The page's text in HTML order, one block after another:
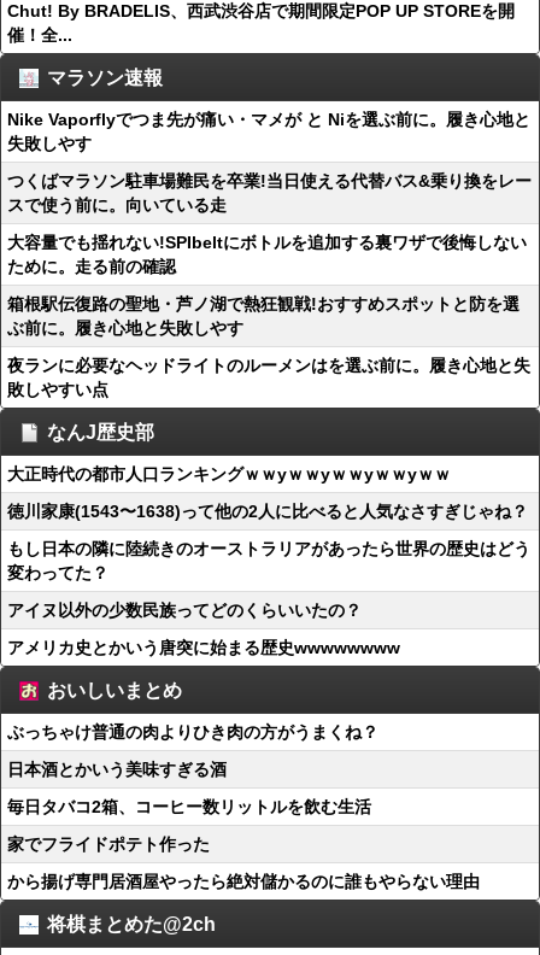
Chut! By BRADELIS、西武渋谷店で期間限定POP UP STOREを開
催！全...
マラソン速報
Nike Vaporflyでつま先が痛い・マメが と Niを選ぶ前に。履き心地と
失敗しやす
つくばマラソン駐車場難民を卒業!当日使える代替バス&乗り換をレー
スで使う前に。向いている走
大容量でも揺れない!SPIbeltにボトルを追加する裏ワザで後悔しない
ために。走る前の確認
箱根駅伝復路の聖地・芦ノ湖で熱狂観戦!おすすめスポットと防を選
ぶ前に。履き心地と失敗しやす
夜ランに必要なヘッドライトのルーメンはを選ぶ前に。履き心地と失
敗しやすい点
なんJ歴史部
大正時代の都市人口ランキングｗｗyｗｗyｗｗyｗｗyｗｗ
徳川家康(1543〜1638)って他の2人に比べると人気なさすぎじゃね？
もし日本の隣に陸続きのオーストラリアがあったら世界の歴史はどう
変わってた？
アイヌ以外の少数民族ってどのくらいいたの？
アメリカ史とかいう唐突に始まる歴史wwwwwwww
おいしいまとめ
ぶっちゃけ普通の肉よりひき肉の方がうまくね？
日本酒とかいう美味すぎる酒
毎日タバコ2箱、コーヒー数リットルを飲む生活
家でフライドポテト作った
から揚げ専門居酒屋やったら絶対儲かるのに誰もやらない理由
将棋まとめた@2ch